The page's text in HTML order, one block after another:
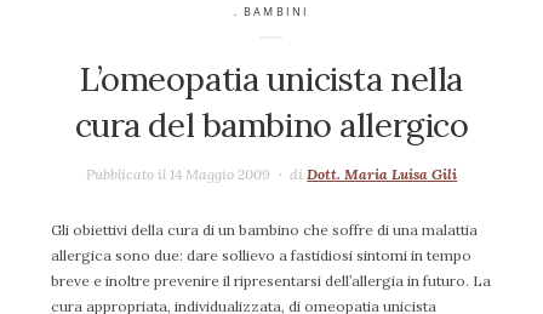
. BAMBINI
L’omeopatia unicista nella
cura del bambino allergico
Pubblicato il 14 Maggio 2009 diDott. Maria Luisa Gili
Gli obiettivi della cura di un bambino che soffre di una malattia
allergica sono due: dare sollievo a fastidiosi sintomi in tempo
breve e inoltre prevenire il ripresentarsi dell’allergia in futuro. La
cura appropriata, individualizzata, di omeopatia unicista